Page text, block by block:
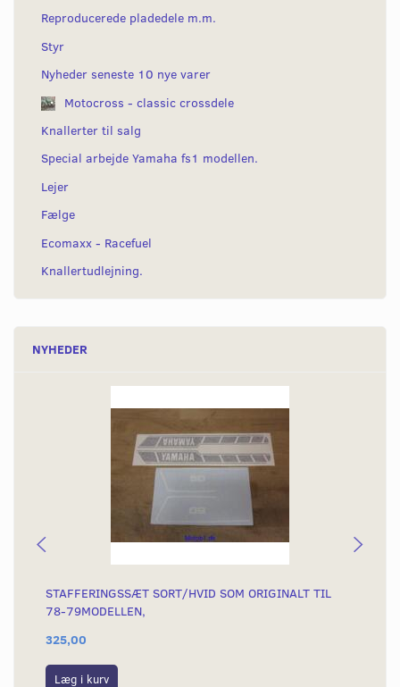
Reproducerede pladedele m.m.
Styr
Nyheder seneste 10 nye varer
Motocross - classic crossdele
Knallerter til salg
Special arbejde Yamaha fs1 modellen.
Lejer
Fælge
Ecomaxx - Racefuel
Knallertudlejning.
NYHEDER
STAFFERINGSSÆT SORT/HVID SOM ORIGINALT TIL
78-79MODELLEN,
325,00
Læg i kurv